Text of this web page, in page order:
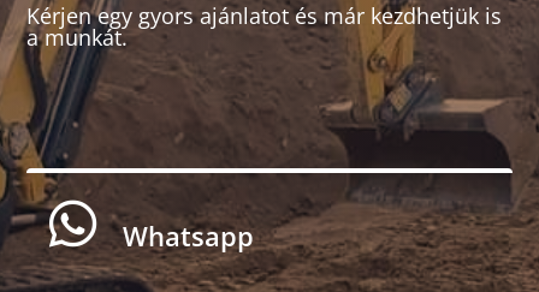
Kérjen egy gyors ajánlatot és már kezdhetjük is
a munkát.
 Whatsapp